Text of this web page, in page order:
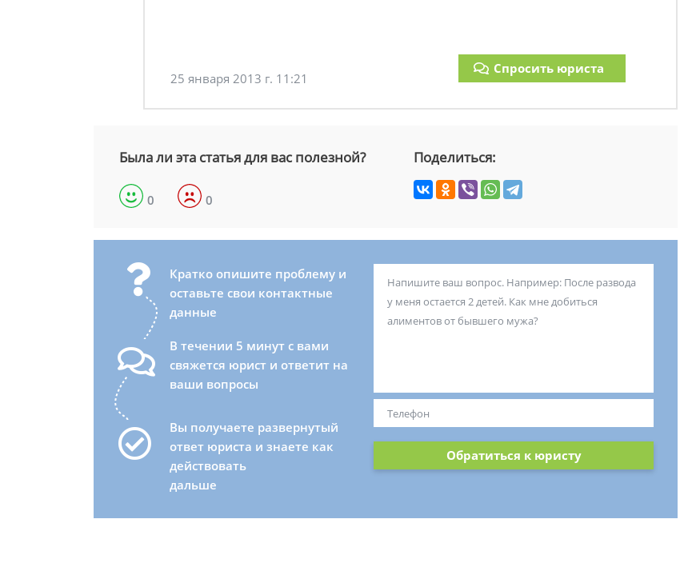
25 января 2013 г. 11:21
Спросить юриста
Была ли эта статья для вас полезной?
0 0
Поделиться:
Кратко опишите проблему и
оставьте свои контактные
данные
В течении 5 минут с вами
свяжется юрист и ответит на
ваши вопросы
Вы получаете развернутый
ответ юриста и знаете как
действовать
дальше
Обратиться к юристу